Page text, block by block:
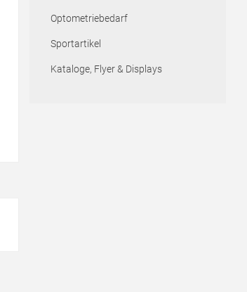
Optometriebedarf
Sportartikel
Kataloge, Flyer & Displays